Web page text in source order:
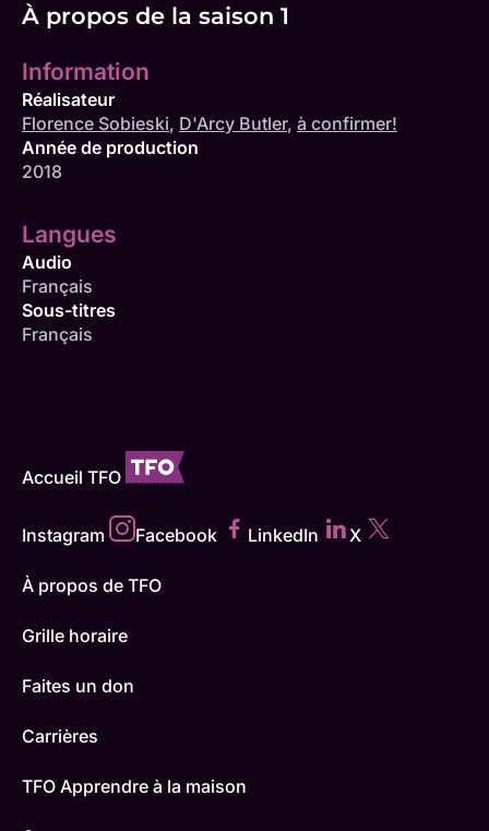
À propos de la saison 1
Information
Réalisateur
Florence Sobieski, D'Arcy Butler, à confirmer!
Année de production
2018
Langues
Audio
Français
Sous-titres
Français
Accueil TFO
Instagram Facebook LinkedIn X
À propos de TFO
Grille horaire
Faites un don
Carrières
TFO Apprendre à la maison